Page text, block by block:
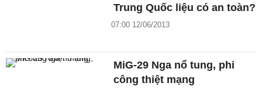
Trung Quốc liệu có an toàn?
07:00 12/06/2013
MiG-29 Nga nổ tung, phi
công thiệt mạng